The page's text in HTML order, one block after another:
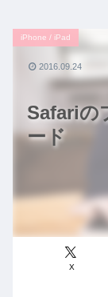
Safariの
ード
iPhone / iPad
X
2016.09.24